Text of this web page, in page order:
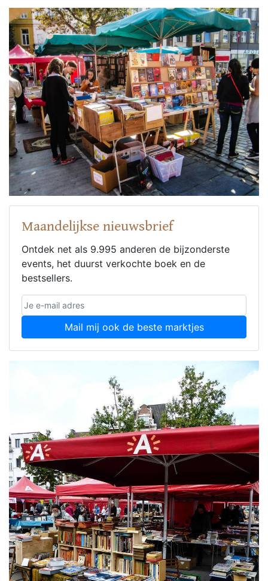
Maandelijkse nieuwsbrief
Ontdek net als 9.995 anderen de bijzonderste
events, het duurst verkochte boek en de
bestsellers.
Mail mij ook de beste marktjes